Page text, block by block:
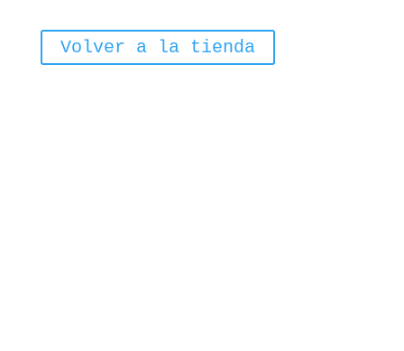
Volver a la tienda